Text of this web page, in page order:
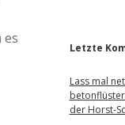
es
Letzte
Lass mal
der Horst-